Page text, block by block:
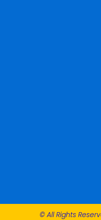
© All Rights